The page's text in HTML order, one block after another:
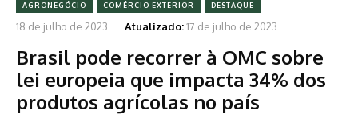
AGRONEGÓCIO COMÉRCIO EXTERIOR DESTAQUE
18 de julho de 2023 Atualizado:17 de julho de 2023
Brasil pode recorrer à OMC sobre
lei europeia que impacta 34% dos
produtos agrícolas no país